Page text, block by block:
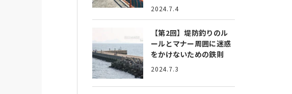
2024.7.4
【第2回】堤防釣りのル
ールとマナー周囲に迷惑
をかけないための鉄則
2024.7.3